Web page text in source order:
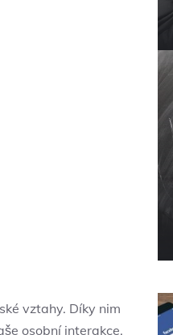
vztahy. ⁣Díky nim
‍osobní interakce.